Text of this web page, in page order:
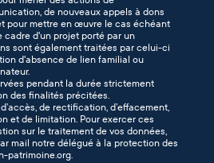
de nouveaux appels à dons
pour mettre en œuvre le cas échéant
cadre d'un projet porté par un
sont également traitées par celui-ci
d'absence de lien familial ou
pendant la durée strictement
des finalités précitées.
de rectification, d’effacement,
et de limitation. Pour exercer ces
sur le traitement de vos données,
mail notre délégué à la protection des
patrimoine.org.